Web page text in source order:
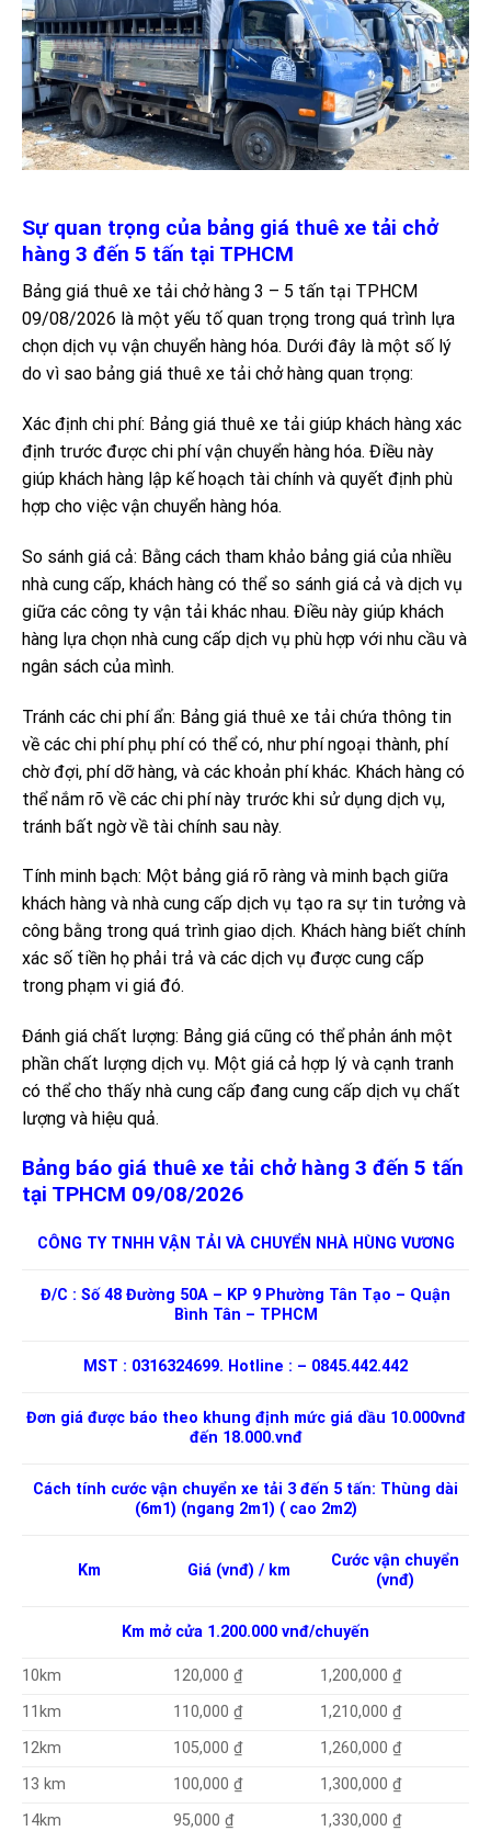
Sự quan trọng của bảng giá thuê xe tải chở
hàng 3 đến 5 tấn tại TPHCM
Bảng giá thuê xe tải chở hàng 3 – 5 tấn tại TPHCM
09/08/2026 là một yếu tố quan trọng trong quá trình lựa
chọn dịch vụ vận chuyển hàng hóa. Dưới đây là một số lý
do vì sao bảng giá thuê xe tải chở hàng quan trọng:
Xác định chi phí: Bảng giá thuê xe tải giúp khách hàng xác
định trước được chi phí vận chuyển hàng hóa. Điều này
giúp khách hàng lập kế hoạch tài chính và quyết định phù
hợp cho việc vận chuyển hàng hóa.
So sánh giá cả: Bằng cách tham khảo bảng giá của nhiều
nhà cung cấp, khách hàng có thể so sánh giá cả và dịch vụ
giữa các công ty vận tải khác nhau. Điều này giúp khách
hàng lựa chọn nhà cung cấp dịch vụ phù hợp với nhu cầu và
ngân sách của mình.
Tránh các chi phí ẩn: Bảng giá thuê xe tải chứa thông tin
về các chi phí phụ phí có thể có, như phí ngoại thành, phí
chờ đợi, phí dỡ hàng, và các khoản phí khác. Khách hàng có
thể nắm rõ về các chi phí này trước khi sử dụng dịch vụ,
tránh bất ngờ về tài chính sau này.
Tính minh bạch: Một bảng giá rõ ràng và minh bạch giữa
khách hàng và nhà cung cấp dịch vụ tạo ra sự tin tưởng và
công bằng trong quá trình giao dịch. Khách hàng biết chính
xác số tiền họ phải trả và các dịch vụ được cung cấp
trong phạm vi giá đó.
Đánh giá chất lượng: Bảng giá cũng có thể phản ánh một
phần chất lượng dịch vụ. Một giá cả hợp lý và cạnh tranh
có thể cho thấy nhà cung cấp đang cung cấp dịch vụ chất
lượng và hiệu quả.
Bảng báo giá thuê xe tải chở hàng 3 đến 5 tấn
tại TPHCM 09/08/2026
CÔNG TY TNHH VẬN TẢI VÀ CHUYỂN NHÀ HÙNG VƯƠNG
Đ/C : Số 48 Đường 50A – KP 9 Phường Tân Tạo – Quận
Bình Tân – TPHCM
MST : 0316324699. Hotline : – 0845.442.442
Đơn giá được báo theo khung định mức giá dầu 10.000vnđ
đến 18.000.vnđ
Cách tính cước vận chuyển xe tải 3 đến 5 tấn: Thùng dài
(6m1) (ngang 2m1) ( cao 2m2)
Km Giá (vnđ) / km
Cước vận chuyển
(vnđ)
Km mở cửa 1.200.000 vnđ/chuyến
10km 120,000 ₫
1,200,000 ₫
11km
110,000 ₫
1,210,000 ₫
12km
105,000 ₫
1,260,000 ₫
13 km
100,000 ₫
1,300,000 ₫
14km
95,000 ₫
1,330,000 ₫